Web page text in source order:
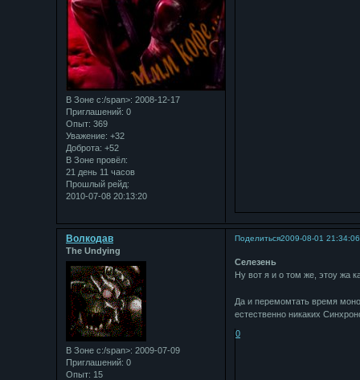
В Зоне с:/span>: 2008-12-17
Приглашений: 0
Опыт: 369
Уважение: +32
Доброта: +52
В Зоне провёл:
21 день 11 часов
Прошлый рейд:
2010-07-08 20:13:20
Поделиться2009-08-01 21:34:06
Bолкодав
The Undying
В Зоне с:/span>: 2009-07-09
Приглашений: 0
Опыт: 15
Селезень
Ну вот я и о том же, этоу жа
Да и перемомтать время моно
естественно никаких
0